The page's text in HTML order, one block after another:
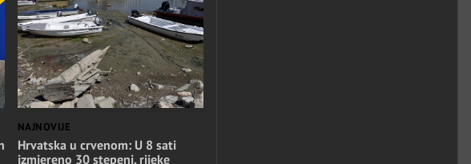
NAJNOVIJE
Hrvatska u crvenom: U 8 sati
izmjereno 30 stepeni, rijeke